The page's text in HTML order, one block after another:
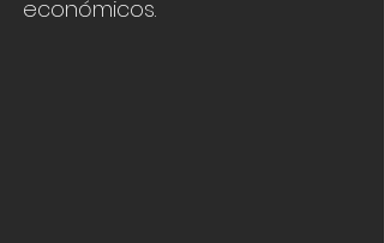
económicos.